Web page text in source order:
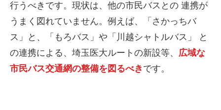
行うべきです。現状は、他の市民バスとの 連携が
うまく図れていません。例えば、「さかっちバ
ス」と、「もろバス」や「川越シャトルバス」 と
の連携による、埼玉医大ルートの新設等、 広域な
市民バス交通網の整備を図るべき です。